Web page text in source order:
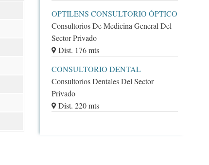
OPTILENS CONSULTORIO ÓPTICO
Consultorios De Medicina General Del
Sector Privado
Dist. 176 mts
CONSULTORIO DENTAL
Consultorios Dentales Del Sector
Privado
Dist. 220 mts